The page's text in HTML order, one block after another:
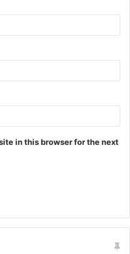
in this browser for the next